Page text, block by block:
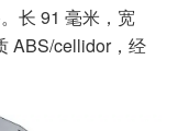
长 91 毫米，宽
ABS/cellidor，经